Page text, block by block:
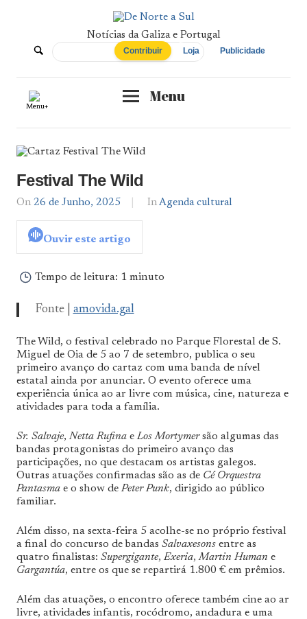
De
Norte
Sul
Notícias da Galiza e Portugal
Contribuir Loja Publicidade
Menu
Menu+
Festival The Wild
On 26 de Junho, 2025
By
In Agenda cultural
Ouvir este artigo
Tempo de leitura: 1 minuto
Fonte | amovida.gal
The Wild, o festival celebrado no Parque Florestal de S.
Miguel de Oia de 5 ao 7 de setembro, publica o seu
primeiro avanço do cartaz com uma banda de nível
estatal ainda por anunciar. O evento oferece uma
experiência única ao ar livre com música, cine, natureza e
atividades para toda a família.
Sr. Salvaje, Netta Rufina e Los Mortymersão algumas das
bandas protagonistas do primeiro avanço das
participações, no que destacam os artistas galegos.
Outras atuações confirmadas são as de Cé Orquestra
Pantasma e o show de Peter Punk, dirigido ao público
familiar.
Além disso, na sexta-feira 5 acolhe-se no próprio festival
a final do concurso de bandas Salvaxesons entre as
quatro finalistas: Supergigante, Exeria, Martin Human e
Gargantúa, entre os que se repartirá 1.800 € em prêmios.
Além das atuações, o encontro oferece também cine ao ar
livre, atividades infantis, rocódromo, andadura e uma